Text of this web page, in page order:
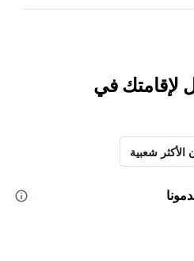
لإقامتك في
الأكثر شعبية